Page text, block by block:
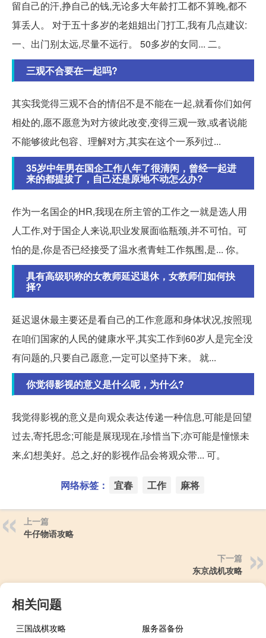
留自己的汗,挣自己的钱,无论多大年龄打工都不算晚,都不
算丢人。 对于五十多岁的老姐姐出门打工,我有几点建议:
一、出门别太远,尽量不远行。 50多岁的女同... 二。
三观不合要在一起吗?
其实我觉得三观不合的情侣不是不能在一起,就看你们如何
相处的,愿不愿意为对方彼此改变,变得三观一致,或者说能
不能够彼此包容、理解对方,其实在这个一系列过...
35岁中年男在国企工作八年了很清闲，曾经一起进
来的都提拔了，自己还是原地不动怎么办?
作为一名国企的HR,我现在所主管的工作之一就是选人用
人工作,对于国企人来说,职业发展面临瓶颈,并不可怕。可
怕的是,你是否已经接受了温水煮青蛙工作氛围,是... 你。
具有高级职称的女教师延迟退休，女教师们如何抉
择?
延迟退休最主要还是看自己的工作意愿和身体状况,按照现
在咱们国家的人民的健康水平,其实工作到60岁人是完全没
有问题的,只要自己愿意,一定可以坚持下来。 就...
你觉得影视的意义是什么呢，为什么?
我觉得影视的意义是向观众表达传递一种信息,可能是回望
过去,寄托思念;可能是展现现在,珍惜当下;亦可能是憧憬未
来,幻想美好。总之,好的影视作品会将观众带... 可。
网络标签： 宜春 工作 麻将
上一篇
牛仔物语攻略
下一篇
东京战机攻略
相关问题
三国战棋攻略 服务器备份